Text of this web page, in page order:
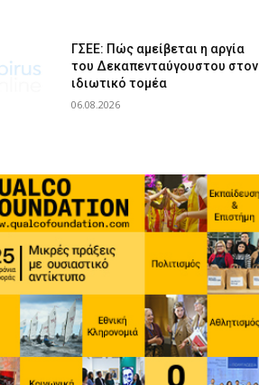
ΓΣΕΕ: Πώς αμείβεται η αργία
του Δεκαπενταύγουστου στον
ιδιωτικό τομέα
06.08.2026